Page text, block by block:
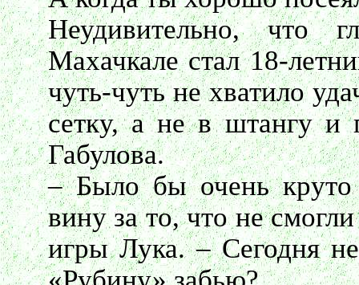
Неудивительно, что
Махачкале стал 18-
чуть-чуть не хватило
сетку, а не в штангу и
Габулова.
– Было бы очень круто
вину за то, что не
игры Лука. – Сегодня